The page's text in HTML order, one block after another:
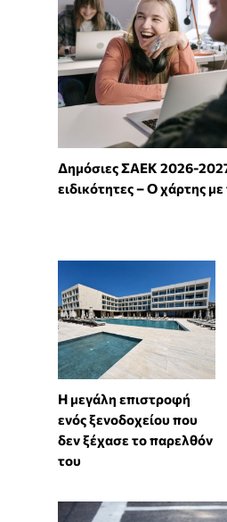
Δημόσιες ΣΑΕΚ 2026-
ειδικότητες – Ο χάρτης
Η μεγάλη επιστροφή
ενός ξενοδοχείου που
δεν ξέχασε το παρελθόν
του